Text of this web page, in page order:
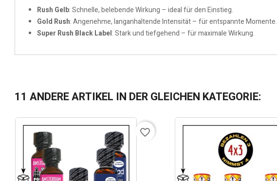
Rush Gelb: Schnelle, belebende Wirkung – ideal für den Einstieg.
Gold Rush: Angenehme, langanhaltende Intensität – für entspannte Momente.
Super Rush Black Label: Stark und tiefgehend – für maximale Wirkung.
11 ANDERE ARTIKEL IN DER GLEICHEN KATEGORIE:
favorite_border